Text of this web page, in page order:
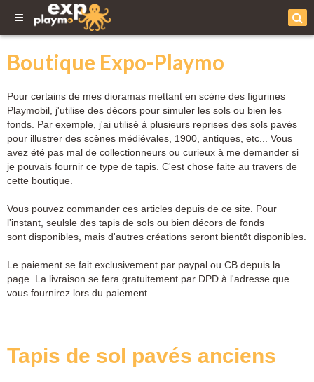
Boutique Expo-Playmo
Pour certains de mes dioramas mettant en scène des figurines
Playmobil, j'utilise des décors pour simuler les sols ou bien les
fonds. Par exemple, j'ai utilisé à plusieurs reprises des sols pavés
pour illustrer des scènes médiévales, 1900, antiques, etc... Vous
avez été pas mal de collectionneurs ou curieux à me demander si
je pouvais fournir ce type de tapis. C'est chose faite au travers de
cette boutique.
Vous pouvez commander ces articles depuis de ce site. Pour
l'instant, seulsle des tapis de sols ou bien décors de fonds
sont disponibles, mais d'autres créations seront bientôt disponibles.
Le paiement se fait exclusivement par paypal ou CB depuis la
page. La livraison se fera gratuitement par DPD à l'adresse que
vous fournirez lors du paiement.
Tapis de sol pavés anciens